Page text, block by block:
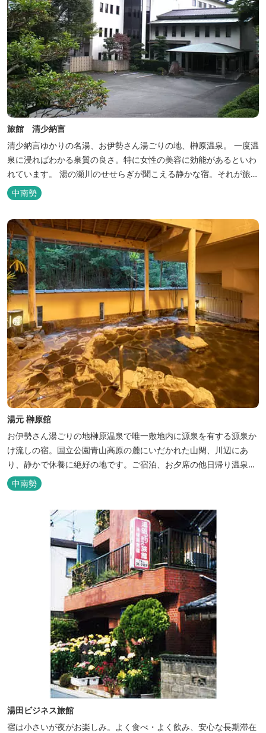
旅館 清少納言
清少納言ゆかりの名湯、お伊勢さん湯ごりの地、榊原温泉。 一度温
泉に浸ればわかる泉質の良さ。特に女性の美容に効能があるといわ
れています。 湯の瀬川のせせらぎが聞こえる静かな宿。それが旅
館 清少納言です。柔らかく滑らかな安らぎの湯や旬の味、心のこ
もったおもてなしを心掛けております。 日頃の喧騒から離れ、平安
の才女清少納言もお墨付きの名湯を是非実感してください。
中南勢
湯元 榊原舘
お伊勢さん湯ごりの地榊原温泉で唯一敷地内に源泉を有する源泉か
け流しの宿。国立公園青山高原の麓にいだかれた山閑、川辺にあ
り、静かで休養に絶好の地です。ご宿泊、お夕席の他日帰り温泉も
楽しめます。お料理にも温泉を用いた温泉野菜蒸しの他美と健康を
テーマとしたふるさと会席をご用意しています。
中南勢
湯田ビジネス旅館
宿は小さいが夜がお楽しみ。よく食べ・よく飲み、安心な長期滞在